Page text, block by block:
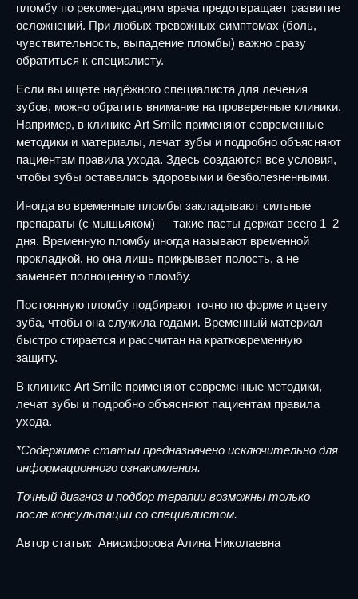
пломбу по рекомендациям врача предотвращает развитие
осложнений. При любых тревожных симптомах (боль,
чувствительность, выпадение пломбы) важно сразу
обратиться к специалисту.
Если вы ищете надёжного специалиста для лечения
зубов, можно обратить внимание на проверенные клиники.
Например, в клинике Art Smile применяют современные
методики и материалы, лечат зубы и подробно объясняют
пациентам правила ухода. Здесь создаются все условия,
чтобы зубы оставались здоровыми и безболезненными.
Иногда во временные пломбы закладывают сильные
препараты (с мышьяком) — такие пасты держат всего 1–2
дня. Временную пломбу иногда называют временной
прокладкой, но она лишь прикрывает полость, а не
заменяет полноценную пломбу.
Постоянную пломбу подбирают точно по форме и цвету
зуба, чтобы она служила годами. Временный материал
быстро стирается и рассчитан на кратковременную
защиту.
В клинике Art Smile применяют современные методики,
лечат зубы и подробно объясняют пациентам правила
ухода.
*Содержимое статьи предназначено исключительно для
информационного ознакомления.
Точный диагноз и подбор терапии возможны только
после консультации со специалистом.
Автор статьи: Анисифорова Алина Николаевна